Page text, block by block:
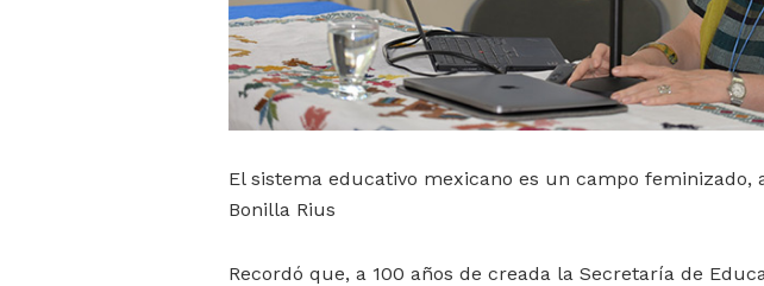
El sistema educativo mexicano es un campo feminizado,
Bonilla Rius
Recordó que, a 100 años de creada la Secretaría de